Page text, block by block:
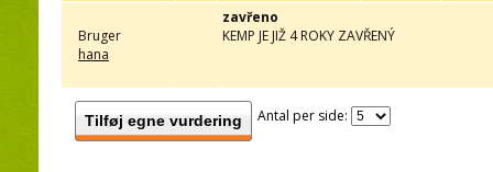
Bruger
hana
zavřeno
KEMP JE JIŽ 4 ROKY ZAVŘENÝ
Tilføj egne vurdering Antal per side: